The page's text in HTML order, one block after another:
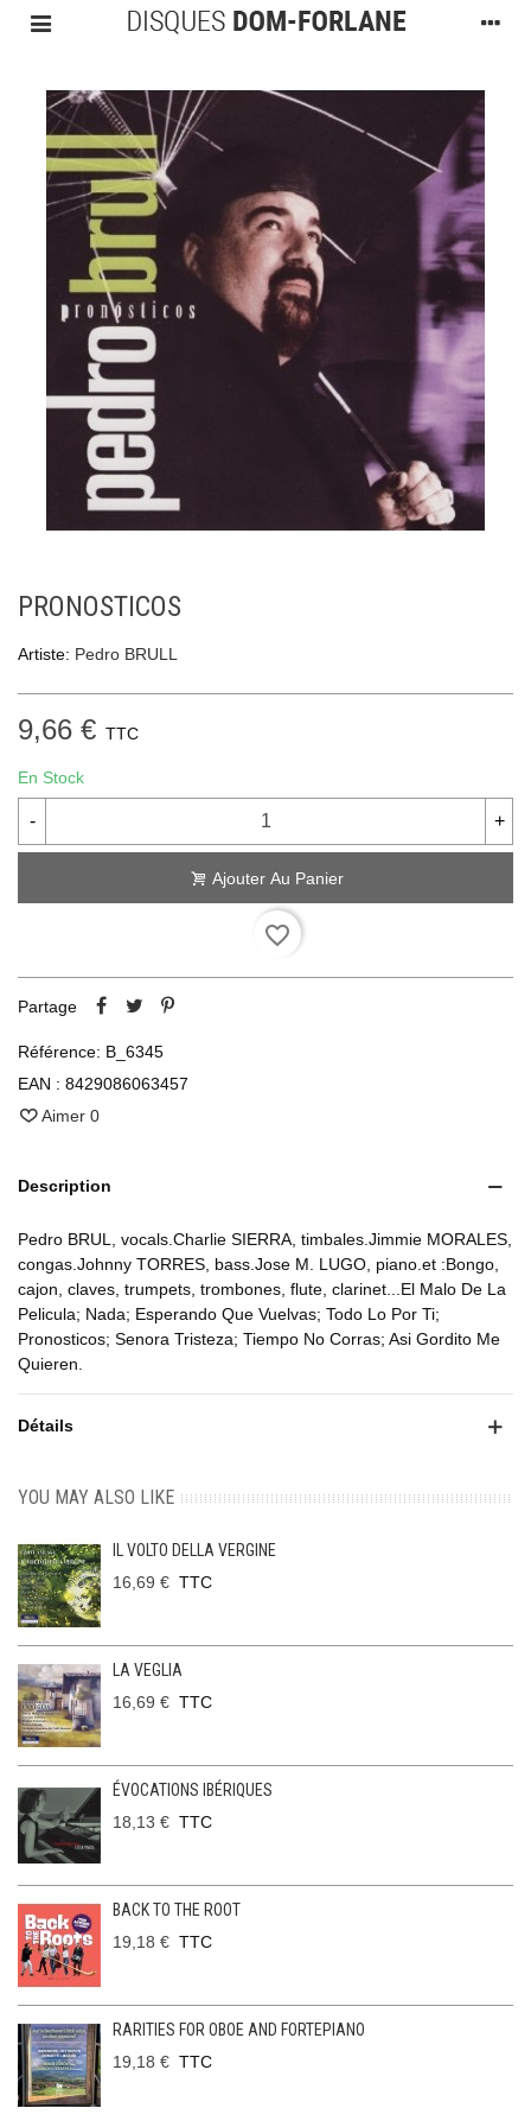
PRONOSTICOS
Artiste: Pedro BRULL
9,66 € TTC
En Stock
- +
Ajouter Au Panier
favorite_border
Partage
Référence: B_6345
EAN : 8429086063457
Aimer 0
Description
Pedro BRUL, vocals.Charlie SIERRA, timbales.Jimmie MORALES,
congas.Johnny TORRES, bass.Jose M. LUGO, piano.et :Bongo,
cajon, claves, trumpets, trombones, flute, clarinet...El Malo De La
Pelicula; Nada; Esperando Que Vuelvas; Todo Lo Por Ti;
Pronosticos; Senora Tristeza; Tiempo No Corras; Asi Gordito Me
Quieren.
Détails
YOU MAY ALSO LIKE
IL VOLTO DELLA VERGINE
16,69 € TTC
LA VEGLIA
16,69 € TTC
ÉVOCATIONS IBÉRIQUES
18,13 € TTC
BACK TO THE ROOT
19,18 € TTC
RARITIES FOR OBOE AND FORTEPIANO
19,18 € TTC